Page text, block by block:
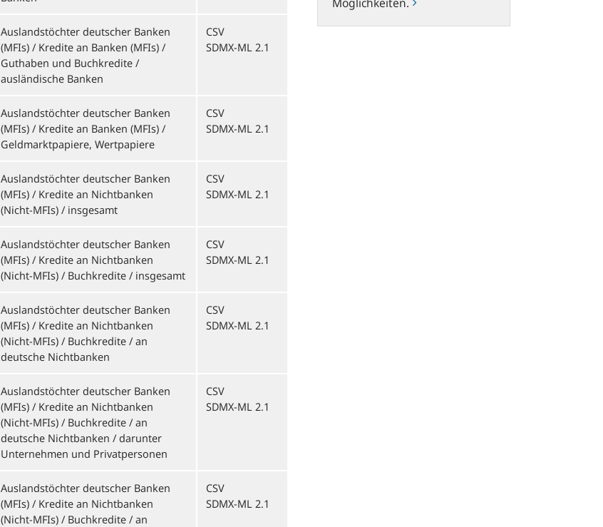
Auslandstöchter deutscher Banken
(MFIs) / Kredite an Banken (MFIs) /
Guthaben und Buchkredite /
ausländische Banken
CSV
SDMX-ML 2.1
Auslandstöchter deutscher Banken
(MFIs) / Kredite an Banken (MFIs) /
Geldmarktpapiere, Wertpapiere
CSV
SDMX-ML 2.1
Auslandstöchter deutscher Banken
(MFIs) / Kredite an Nichtbanken
(Nicht-MFIs) / insgesamt
CSV
SDMX-ML 2.1
Auslandstöchter deutscher Banken
(MFIs) / Kredite an Nichtbanken
(Nicht-MFIs) / Buchkredite / insgesamt
CSV
SDMX-ML 2.1
Auslandstöchter deutscher Banken
(MFIs) / Kredite an Nichtbanken
(Nicht-MFIs) / Buchkredite / an
deutsche Nichtbanken
CSV
SDMX-ML 2.1
Auslandstöchter deutscher Banken
(MFIs) / Kredite an Nichtbanken
(Nicht-MFIs) / Buchkredite / an
deutsche Nichtbanken / darunter
Unternehmen und Privatpersonen
CSV
SDMX-ML 2.1
Auslandstöchter deutscher Banken
(MFIs) / Kredite an Nichtbanken
(Nicht-MFIs) / Buchkredite / an
CSV
SDMX-ML 2.1